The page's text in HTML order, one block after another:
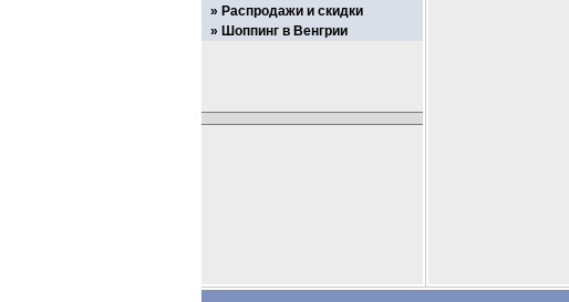
Распродажи и скидки
Шоппинг в Венгрии